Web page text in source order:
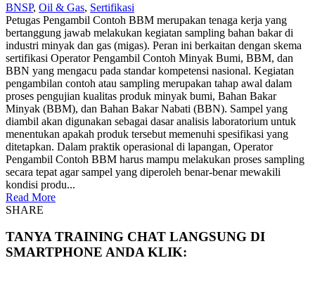
BNSP, Oil & Gas, Sertifikasi
Petugas Pengambil Contoh BBM merupakan tenaga kerja yang
bertanggung jawab melakukan kegiatan sampling bahan bakar di
industri minyak dan gas (migas). Peran ini berkaitan dengan skema
sertifikasi Operator Pengambil Contoh Minyak Bumi, BBM, dan
BBN yang mengacu pada standar kompetensi nasional. Kegiatan
pengambilan contoh atau sampling merupakan tahap awal dalam
proses pengujian kualitas produk minyak bumi, Bahan Bakar
Minyak (BBM), dan Bahan Bakar Nabati (BBN). Sampel yang
diambil akan digunakan sebagai dasar analisis laboratorium untuk
menentukan apakah produk tersebut memenuhi spesifikasi yang
ditetapkan. Dalam praktik operasional di lapangan, Operator
Pengambil Contoh BBM harus mampu melakukan proses sampling
secara tepat agar sampel yang diperoleh benar-benar mewakili
kondisi produ...
Read More
SHARE
TANYA TRAINING CHAT LANGSUNG DI
SMARTPHONE ANDA KLIK: